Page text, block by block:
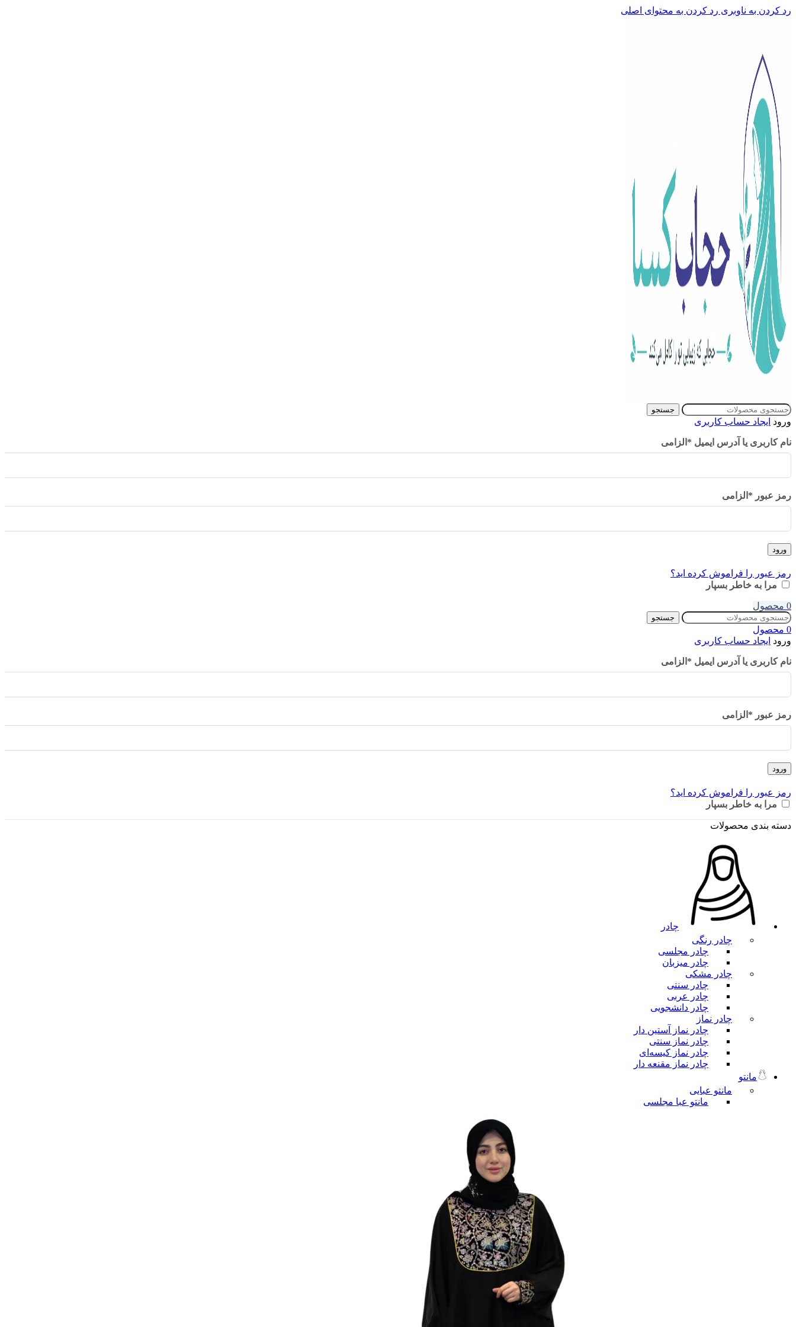
رد کردن به ناوبری رد کردن به محتوای اصلی
جستجو
ورود ایجاد حساب کاربری
نام کاربری یا آدرس ایمیل * الزامی
رمز عبور * الزامی
ورود
رمز عبور را فراموش کرده اید؟
مرا به خاطر بسپار
0 محصول
جستجو
0 محصول
ورود ایجاد حساب کاربری
نام کاربری یا آدرس ایمیل * الزامی
رمز عبور * الزامی
ورود
رمز عبور را فراموش کرده اید؟
مرا به خاطر بسپار
دسته بندی محصولات
چادر
چادر رنگی
چادر مجلسی
چادر میزبان
چادر مشکی
چادر سنتی
چادر عربی
چادر دانشجویی
چادر نماز
چادر نماز آستین‌ دار
چادر نماز سنتی
چادر نماز کیسه‌ای
چادر نماز مقنعه دار
مانتو
مانتو عبایی
مانتو عبا مجلسی